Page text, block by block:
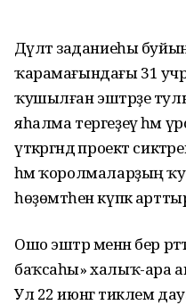
Дәүләт заданиеһы
ҡарамағындағы 31
ҡушылған эштәрҙе
яһалма тергеҙеү һәм
үткәргәндә проект
һәм ҡоролмаларҙың
һөҙөмтәһен күпкә
Ошо эштәр менән бер
баҡсаһы» халыҡ-ара
Ул 22 июнгә тиклем